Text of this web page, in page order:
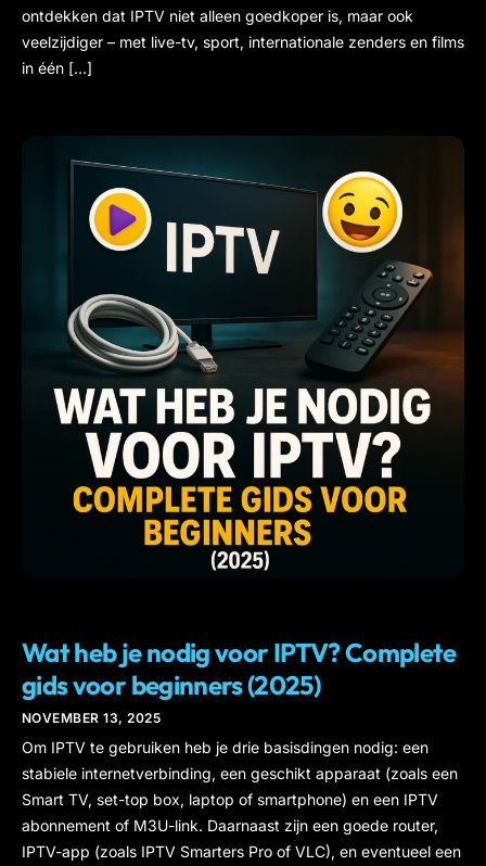
ontdekken dat IPTV niet alleen goedkoper is, maar ook
veelzijdiger – met live-tv, sport, internationale zenders en films
in één […]
Wat heb je nodig voor IPTV? Complete
gids voor beginners (2025)
NOVEMBER 13, 2025
Om IPTV te gebruiken heb je drie basisdingen nodig: een
stabiele internetverbinding, een geschikt apparaat (zoals een
Smart TV, set-top box, laptop of smartphone) en een IPTV
abonnement of M3U-link. Daarnaast zijn een goede router,
IPTV-app (zoals IPTV Smarters Pro of VLC), en eventueel een